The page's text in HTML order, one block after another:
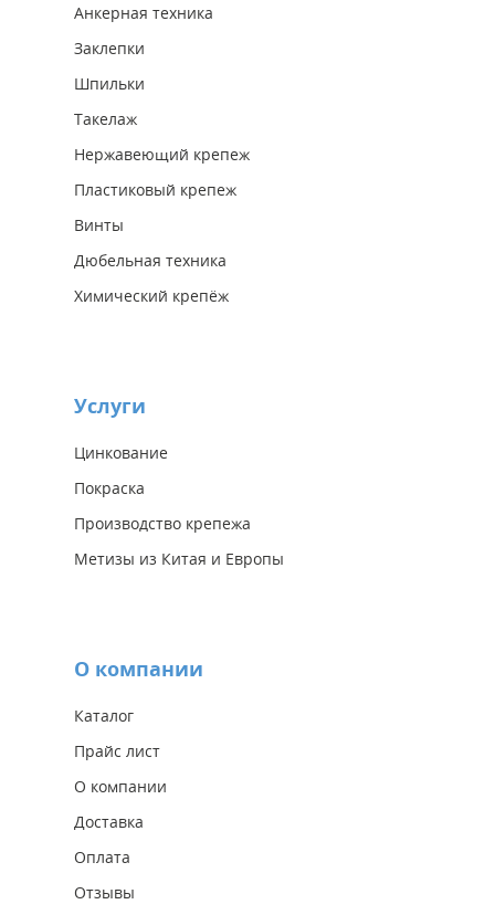
Анкерная техника
Заклепки
Шпильки
Такелаж
Нержавеющий крепеж
Пластиковый крепеж
Винты
Дюбельная техника
Химический крепёж
Услуги
Цинкование
Покраска
Производство крепежа
Метизы из Китая и Европы
О компании
Каталог
Прайс лист
О компании
Доставка
Оплата
Отзывы